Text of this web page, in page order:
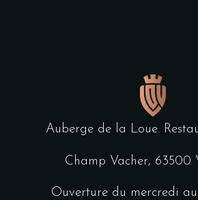
Auberge de la Loue.
Champ Vacher, 63500
Ouverture du mercredi